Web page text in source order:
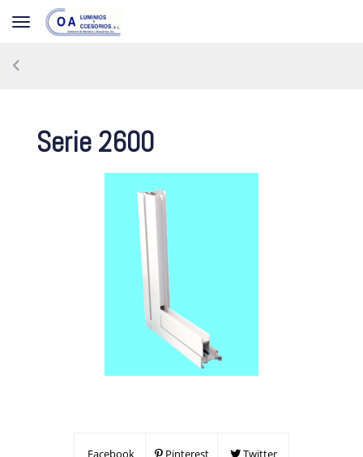
Toggle navigation
Serie 2600
Facebook Pinterest Twitter